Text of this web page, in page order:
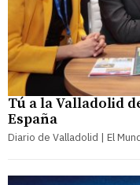
Tú a la Valladolid
España
Diario de Valladolid | El